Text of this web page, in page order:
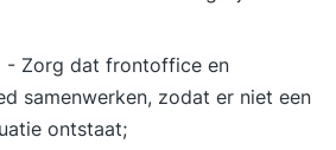
- Zorg dat frontoffice en
samenwerken, zodat er niet een
ontstaat;